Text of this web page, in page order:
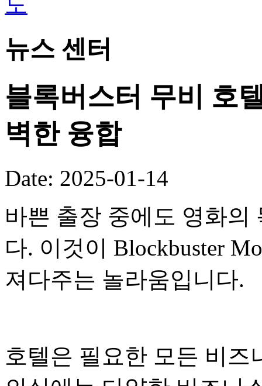
뉴스 센터
블록버스터 무비 호
벽한 융합
Date: 2025-01-14
바쁜 출장 중에도 영화의
다. 이것이 Blockbuster
져다주는 놀라움입니다.
호텔은 필요한 모든 비즈